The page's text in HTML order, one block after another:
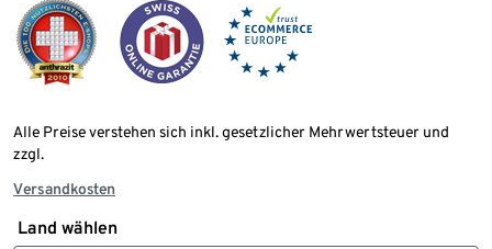
Alle Preise verstehen sich inkl. gesetzlicher Mehrwertsteuer und
zzgl.
Versandkosten
Land wählen